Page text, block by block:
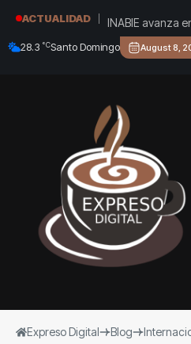
ACTUALIDAD
INABIE avanza
cara al inicio
28.3 °CSanto Domingo August 8,
Expreso Digital Blog